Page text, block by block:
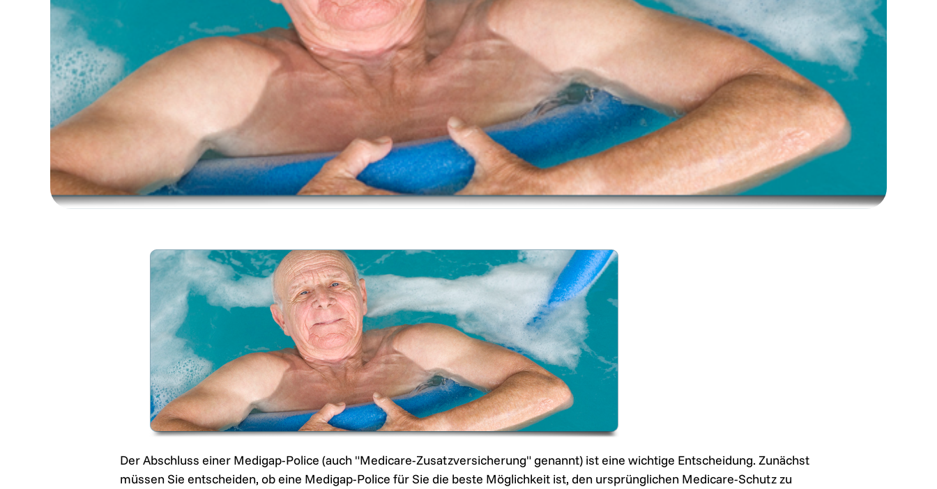
Der Abschluss einer Medigap-Police (auch "Medicare-Zusatzversicherung" genannt) ist eine wichtige Entscheidung. Zunächst
müssen Sie entscheiden, ob eine Medigap-Police für Sie die beste Möglichkeit ist, den ursprünglichen Medicare-Schutz zu